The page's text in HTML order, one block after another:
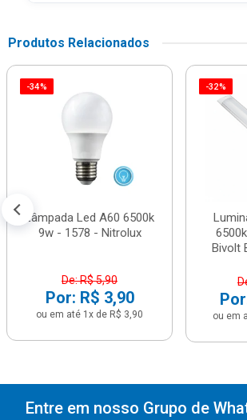
Produtos Relacionados
-34%
Lâmpada Led A60 6500k
9w - 1578 - Nitrolux
De: R$ 5,90
Por: R$ 3,90
ou em até 1x de R$ 3,90
-32%
Bivolt
ou em
Entre em nosso Grupo de